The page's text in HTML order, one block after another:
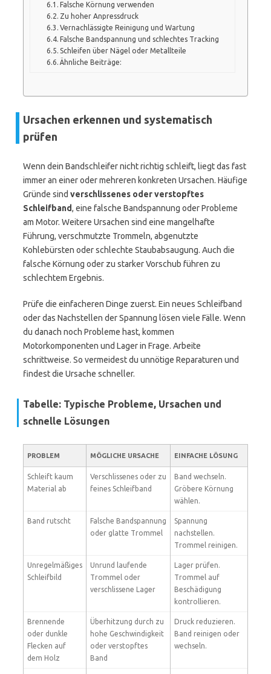
Falsche Körnung verwenden
Zu hoher Anpressdruck
Vernachlässigte Reinigung und Wartung
Falsche Bandspannung und schlechtes Tracking
Schleifen über Nägel oder Metallteile
Ähnliche Beiträge:
Ursachen erkennen und systematisch
prüfen
Wenn dein Bandschleifer nicht richtig schleift, liegt das fast
immer an einer oder mehreren konkreten Ursachen. Häufige
Gründe sind verschlissenes oder verstopftes
Schleifband, eine falsche Bandspannung oder Probleme
am Motor. Weitere Ursachen sind eine mangelhafte
Führung, verschmutzte Trommeln, abgenutzte
Kohlebürsten oder schlechte Staubabsaugung. Auch die
falsche Körnung oder zu starker Vorschub führen zu
schlechtem Ergebnis.
Prüfe die einfacheren Dinge zuerst. Ein neues Schleifband
oder das Nachstellen der Spannung lösen viele Fälle. Wenn
du danach noch Probleme hast, kommen
Motorkomponenten und Lager in Frage. Arbeite
schrittweise. So vermeidest du unnötige Reparaturen und
findest die Ursache schneller.
Tabelle: Typische Probleme, Ursachen und
schnelle Lösungen
PROBLEM MÖGLICHE URSACHE EINFACHE LÖSUNG
Schleift kaum
Material ab
Verschlissenes oder zu
feines Schleifband
Band wechseln.
Gröbere Körnung
wählen.
Band rutscht
Falsche Bandspannung
oder glatte Trommel
Spannung
nachstellen.
Trommel reinigen.
Unregelmäßiges
Schleifbild
Unrund laufende
Trommel oder
verschlissene Lager
Lager prüfen.
Trommel auf
Beschädigung
kontrollieren.
Brennende
oder dunkle
Flecken auf
dem Holz
Überhitzung durch zu
hohe Geschwindigkeit
oder verstopftes
Band
Druck reduzieren.
Band reinigen oder
wechseln.